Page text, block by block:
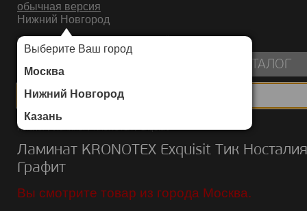
обычная версия
Нижний Новгород
Выберите Ваш город
Москва
Нижний Новгород
Казань
ИНТЕРНЕТ-МАГАЗИН НАПОЛЬНЫХ ПОКРЫТИЙ
КАТАЛОГ
Каталог/Ламинат/KRONOTEX/Exquisit
Ламинат KRONOTEX Exquisit Тик Носталия
Графит
Вы смотрите товар из города Москва.